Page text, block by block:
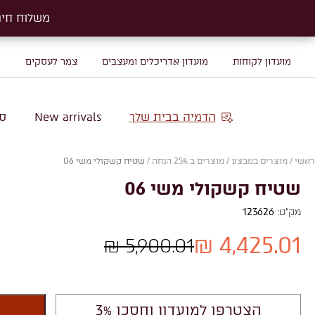
מועדון לקוחות מועדון אדריכלים ומעצבים צמר לעסקים
הדמיה בבית שלך New arrivals
ראשי / מוצרים במבצע / מוצרים ב 25% הנחה / שטיח קשקולי משי 06
שטיח קשקולי משי 06
מק"ט: 123626
5,900.01 ₪ 4,425.01 ₪
הצטרפו למועדון וחסכו 3%
משלוח חינם על
משלוח חינם על